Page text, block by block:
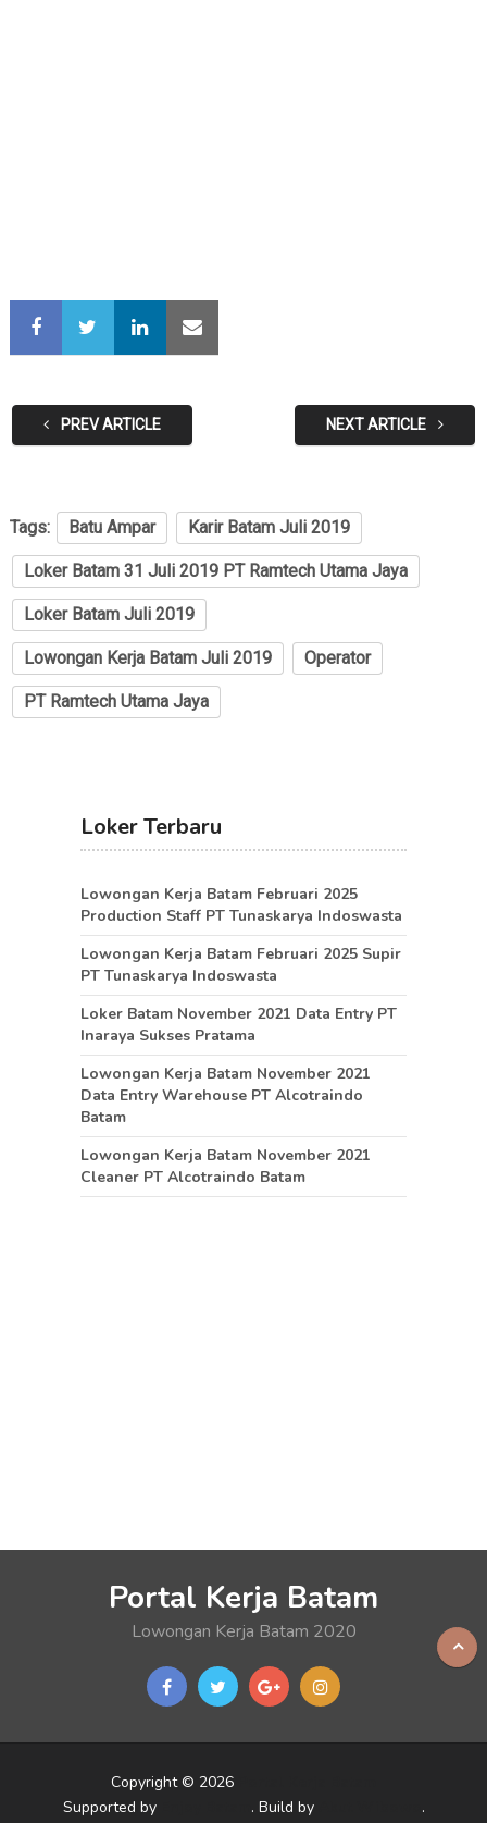
PREV ARTICLE NEXT ARTICLE
Tags: Batu Ampar Karir Batam Juli 2019
Loker Batam 31 Juli 2019 PT Ramtech Utama Jaya
Loker Batam Juli 2019
Lowongan Kerja Batam Juli 2019 Operator
PT Ramtech Utama Jaya
Loker Terbaru
Lowongan Kerja Batam Februari 2025
Production Staff PT Tunaskarya Indoswasta
Lowongan Kerja Batam Februari 2025 Supir
PT Tunaskarya Indoswasta
Loker Batam November 2021 Data Entry PT
Inaraya Sukses Pratama
Lowongan Kerja Batam November 2021
Data Entry Warehouse PT Alcotraindo
Batam
Lowongan Kerja Batam November 2021
Cleaner PT Alcotraindo Batam
Portal Kerja Batam
Lowongan Kerja Batam 2020
Copyright © 2026
Supported by
. Build by .